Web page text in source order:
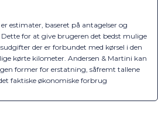
estimater, baseret på antagelser og
for at give brugeren det bedst mulige
der er forbundet med kørsel i den
kørte kilometer. Andersen & Martini kan
former for erstatning, såfremt tallene
faktiske økonomiske forbrug